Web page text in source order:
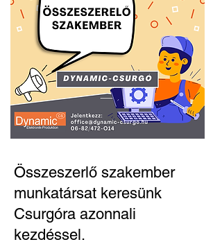
Összeszerlő szakember
munkatársat keresünk
Csurgóra azonnali
kezdéssel.